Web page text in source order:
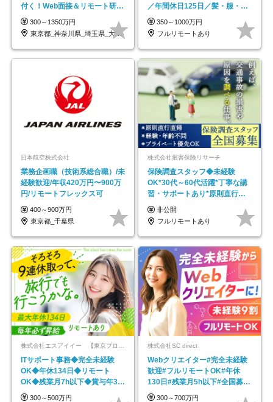
付く！Web面接＆リモート研修
も充実♪/a
300～1350万円
東京都_神奈川県_埼玉県_大阪府_愛知県…
／年間休日125日／髪・服・ネ
イル自由／研修充実で安心
350～1000万円
フルリモートあり
日本航空株式会社
業務企画職（技術系総合職）/未
経験歓迎/年収420万円〜900万
円/リモートフレックス可
400～900万円
東京都_千葉県
株式会社損害保険リサーチ
保険調査スタッフ◆未経験
OK*30代～60代活躍*丁寧な講
習・サポートあり*原則直行直
帰／全国募集・業務委託
非公開
フルリモートあり
ITサポート事務◆完全未経験
OK◆年休134日◆リモート
OK◆残業月7h以下◆賞与年3回
◆5年目まで必ず昇給
300～500万円
株式会社SC direct
Webクリエイター#完全未経験
歓迎#フルリモートOK#年休
130日#残業月5h以下#全国募集
#最大1年の研修
300～700万円